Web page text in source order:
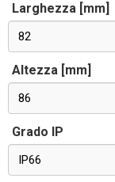
Larghezza [mm]
82
Altezza [mm]
86
Grado IP
IP66